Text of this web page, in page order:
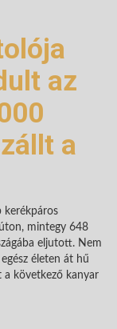
az
a
kerékpáros
mintegy 648
eljutott. Nem
életen át hű
a következő kanyar